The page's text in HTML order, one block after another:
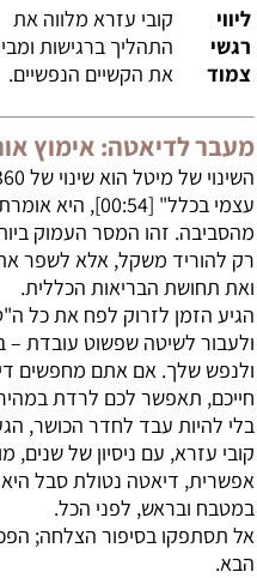
ליווי
רגשי
צמוד
קובי עזרא מלווה את
התהליך ברגישות
את הקשיים הנפשיים.
מעבר לדיאטה: אימוץ
עצמי בכלל" [00:54], היא
מהסביבה. זהו המסר העמוק
רק להוריד משקל, אלא לשפר את
ואת תחושת הבריאות הכללית.
הגיע הזמן לזרוק לפח את כל
ולעבור לשיטה שפשוט עובדת
ולנפש שלך. אם אתם מחפשים
חייכם, תאפשר לכם לרדת
בלי להיות עבד לחדר הכושר,
קובי עזרא, עם ניסיון של שנים,
אפשרית, דיאטה נטולת סבל היא
במטבח ובראש, לפני הכל.
אל תסתפקו בסיפור הצלחה;
הבא.